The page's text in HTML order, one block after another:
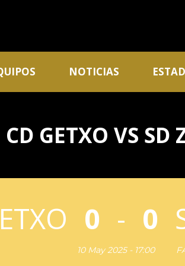
NOTICIAS
CD GETXO VS SD
0 - 0
10 May 2025 - 17:00